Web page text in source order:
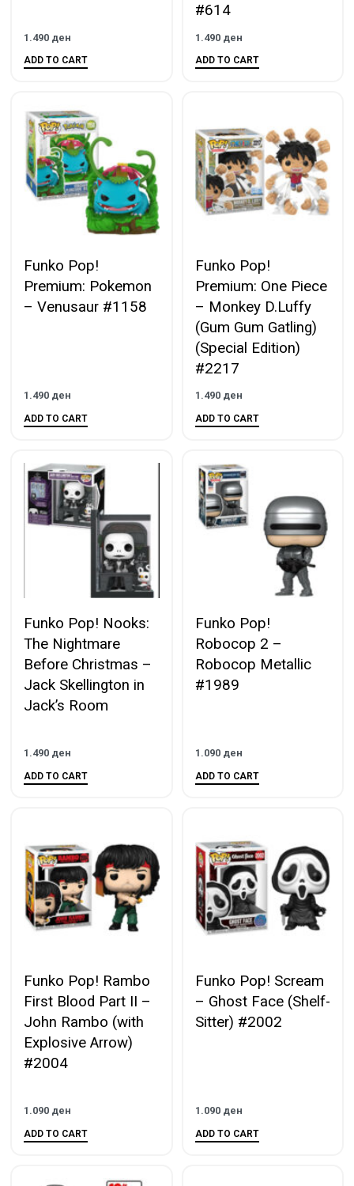
1.490 ден
ADD TO CART
#614
1.490 ден
ADD TO CART
Funko Pop!
Premium: Pokemon
– Venusaur #1158
1.490 ден
ADD TO CART
Funko Pop!
Premium: One Piece
– Monkey D.Luffy
(Gum Gum Gatling)
(Special Edition)
#2217
1.490 ден
ADD TO CART
Funko Pop! Nooks:
The Nightmare
Before Christmas –
Jack Skellington in
Jack’s Room​
1.490 ден
ADD TO CART
Funko Pop!
Robocop 2 –
Robocop Metallic
#1989
1.090 ден
ADD TO CART
Funko Pop! Rambo
First Blood Part II –
John Rambo (with
Explosive Arrow)
#2004
1.090 ден
ADD TO CART
Funko Pop! Scream
– Ghost Face (Shelf-
Sitter) #2002
1.090 ден
ADD TO CART